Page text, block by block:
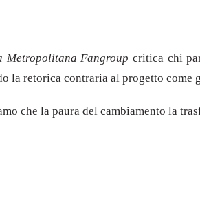
Metropolitana Fangroup critica chi
la retorica contraria al progetto
che la paura del cambiamento la